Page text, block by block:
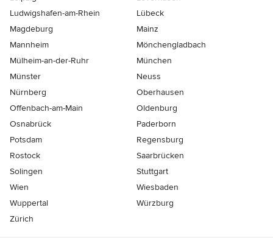
Ludwigshafen-am-Rhein
Lübeck
Magdeburg
Mainz
Mannheim
Mönchen­gladbach
Mülheim-an-der-Ruhr
München
Münster
Neuss
Nürnberg
Oberhausen
Offenbach-am-Main
Oldenburg
Osnabrück
Paderborn
Potsdam
Regensburg
Rostock
Saarbrücken
Solingen
Stuttgart
Wien
Wiesbaden
Wuppertal
Würzburg
Zürich